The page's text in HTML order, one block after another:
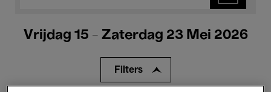
Vrijdag 15 - Zaterdag 23 Mei 2026
Filters